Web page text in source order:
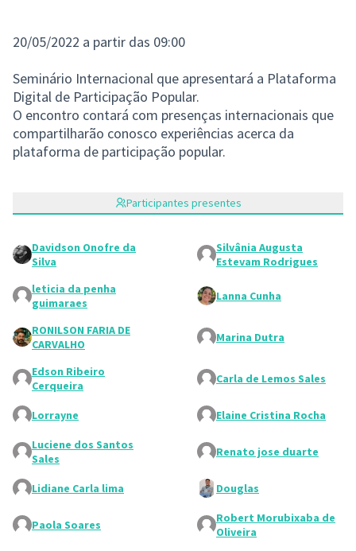
20/05/2022 a partir das 09:00
Seminário Internacional que apresentará a Plataforma
Digital de Participação Popular.
O encontro contará com presenças internacionais que
compartilharão conosco experiências acerca da
plataforma de participação popular.
Participantes presentes
Davidson Onofre da
Silva
Silvânia Augusta
Estevam Rodrigues
leticia da penha
guimaraes
Lanna Cunha
RONILSON FARIA DE
CARVALHO
Marina Dutra
Edson Ribeiro
Cerqueira
Carla de Lemos Sales
Lorrayne Elaine Cristina Rocha
Luciene dos Santos
Sales
Renato jose duarte
Lidiane Carla lima Douglas
Paola Soares
Robert Morubixaba de
Oliveira